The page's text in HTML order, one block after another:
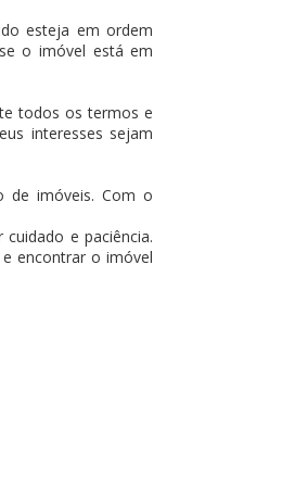
esteja em ordem
o imóvel está em
todos os termos e
interesses sejam
de imóveis. Com o
e paciência.
encontrar o imóvel